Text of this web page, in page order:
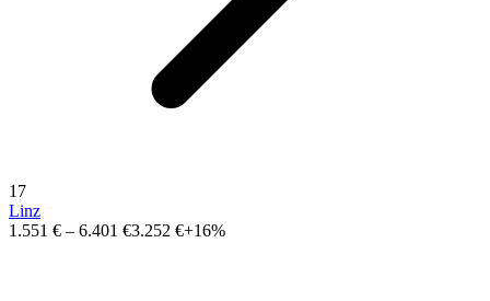
17
Linz
1.551 € – 6.401 €3.252 €+16%